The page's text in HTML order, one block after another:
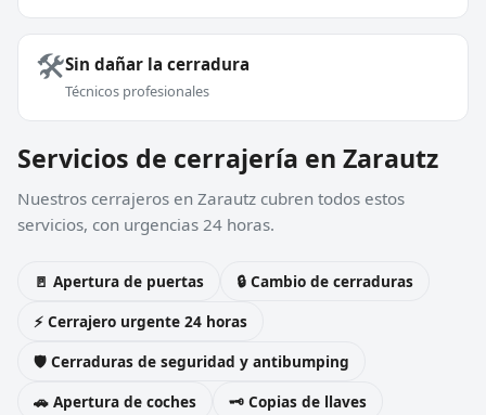
🛠️Sin dañar la cerradura
Técnicos profesionales
Servicios de cerrajería en Zarautz
Nuestros cerrajeros en Zarautz cubren todos estos
servicios, con urgencias 24 horas.
🚪 Apertura de puertas
🔒 Cambio de cerraduras
⚡ Cerrajero urgente 24 horas
🛡️ Cerraduras de seguridad y antibumping
🚗 Apertura de coches
🗝️ Copias de llaves